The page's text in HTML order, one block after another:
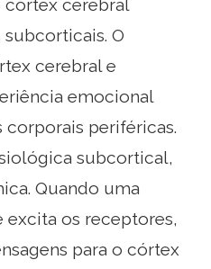
cerebral
O
cerebral e
emocional
corporais periféricas.
subcortical,
Quando uma
os receptores,
para o córtex